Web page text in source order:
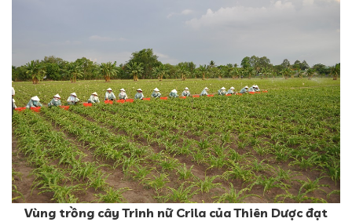
Vùng trồng cây Trinh nữ Crila của Thiên Dược đạt